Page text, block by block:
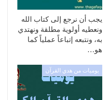
يجب أن نرجع إلى كتاب الله
ونعطيه أولوية مطلقة ونهتدي
به، ونتبعه إتباعاً عملياً كما
هو…
يوميات من هدي القرآن